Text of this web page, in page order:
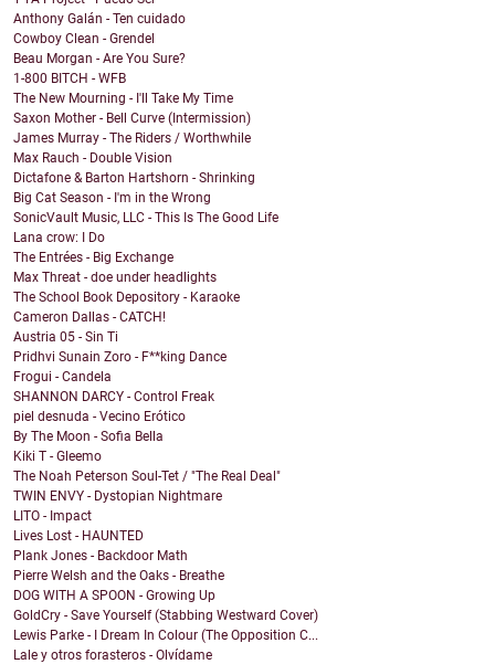
Anthony Galán - Ten cuidado
Cowboy Clean - Grendel
Beau Morgan - Are You Sure?
1-800 BITCH - WFB
The New Mourning - I'll Take My Time
Saxon Mother - Bell Curve (Intermission)
James Murray - The Riders / Worthwhile
Max Rauch - Double Vision
Dictafone & Barton Hartshorn - Shrinking
Big Cat Season - I'm in the Wrong
SonicVault Music, LLC - This Is The Good Life
Lana crow: I Do
The Entrées - Big Exchange
Max Threat - doe under headlights
The School Book Depository - Karaoke
Cameron Dallas - CATCH!
Austria 05 - Sin Ti
Pridhvi Sunain Zoro - F**king Dance
Frogui - Candela
SHANNON DARCY - Control Freak
piel desnuda - Vecino Erótico
By The Moon - Sofia Bella
Kiki T - Gleemo
The Noah Peterson Soul-Tet / "The Real Deal"
TWIN ENVY - Dystopian Nightmare
LITO - Impact
Lives Lost - HAUNTED
Plank Jones - Backdoor Math
Pierre Welsh and the Oaks - Breathe
DOG WITH A SPOON - Growing Up
GoldCry - Save Yourself (Stabbing Westward Cover)
Lewis Parke - I Dream In Colour (The Opposition C...
Lale y otros forasteros - Olvídame